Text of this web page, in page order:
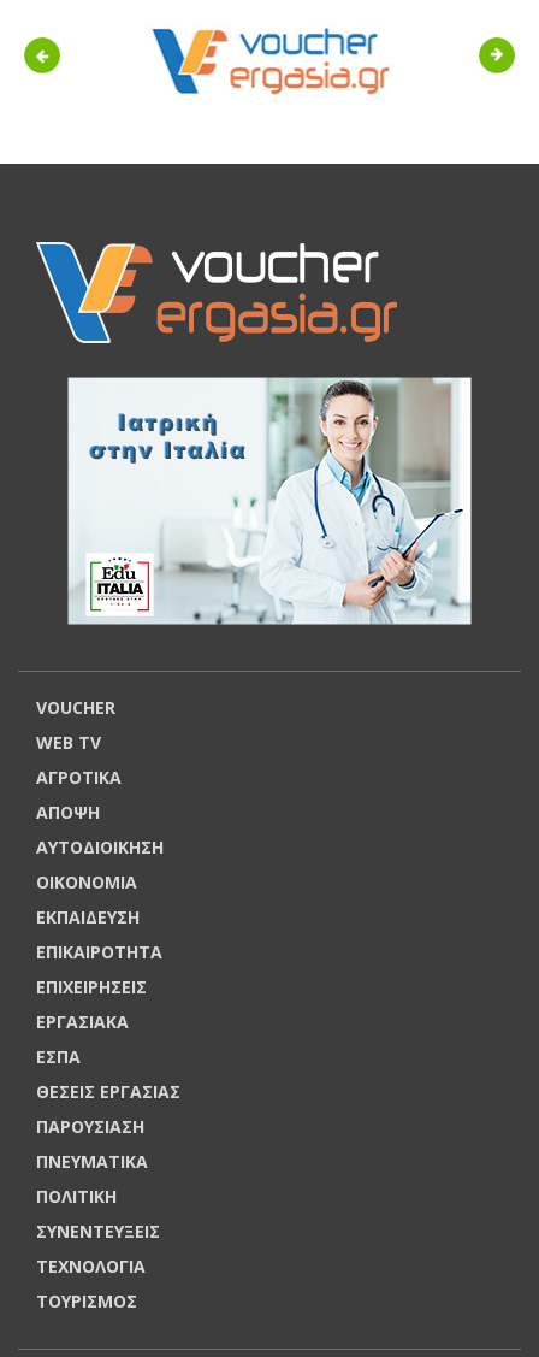
Previous Next
VOUCHER
WEB TV
ΑΓΡΟΤΙΚΑ
ΑΠΟΨΗ
ΑΥΤΟΔΙΟΙΚΗΣΗ
ΟΙΚΟΝΟΜΙΑ
ΕΚΠΑΙΔΕΥΣΗ
ΕΠΙΚΑΙΡΟΤΗΤΑ
ΕΠΙΧΕΙΡΗΣΕΙΣ
ΕΡΓΑΣΙΑΚΑ
ΕΣΠΑ
ΘΕΣΕΙΣ ΕΡΓΑΣΙΑΣ
ΠΑΡΟΥΣΙΑΣΗ
ΠΝΕΥΜΑΤΙΚΑ
ΠΟΛΙΤΙΚΗ
ΣΥΝΕΝΤΕΥΞΕΙΣ
ΤΕΧΝΟΛΟΓΙΑ
ΤΟΥΡΙΣΜΟΣ